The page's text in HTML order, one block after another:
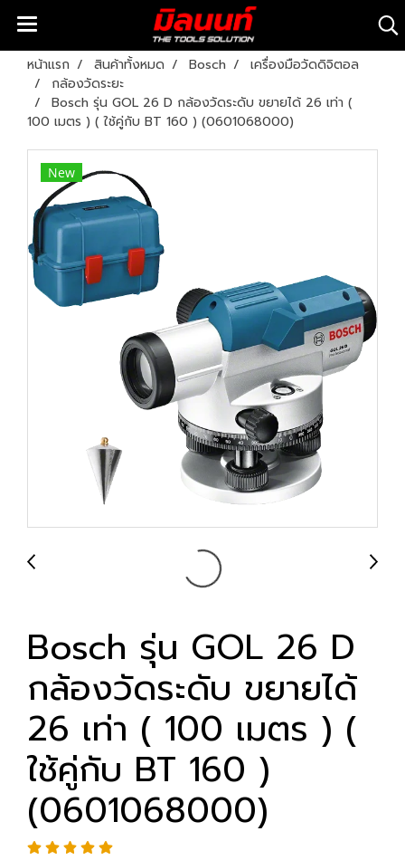
หน้าแรก สินค้าทั้งหมด Bosch
เครื่องมือวัดดิจิตอล
กล้องวัดระยะ
Bosch รุ่น GOL 26 D กล้องวัดระดับ ขยายได้ 26 เท่า (
100 เมตร ) ( ใช้คู่กับ BT 160 ) (0601068000)
New
Bosch รุ่น GOL 26 D
กล้องวัดระดับ ขยายได้
26 เท่า ( 100 เมตร ) (
ใช้คู่กับ BT 160 )
(0601068000)